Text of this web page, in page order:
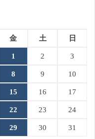
金 土 日
1 2 3
8 9 10
15 16 17
22 23 24
29 30
31